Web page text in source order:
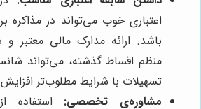
اعتباری خوب می‌تواند در مذاکره
باشد. ارائه مدارک مالی معتبر
منظم اقساط گذشته، می‌تواند
تسهیلات با شرایط مطلوب‌تر
مشاوره‌ی تخصصی: استفاده